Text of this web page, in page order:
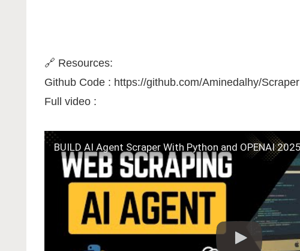
🔗 Resources:
Github Code : https://github.com/Aminedalhy/Scraper
Full video :